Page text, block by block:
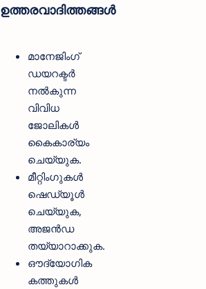
ഉത്തരവാദിത്തങ്ങൾ
മാനേജിംഗ്
ഡയറക്ടർ
നൽകുന്ന
വിവിധ
ജോലികൾ
കൈകാര്യം
ചെയ്യുക.
മീറ്റിംഗുകൾ
ഷെഡ്യൂൾ
ചെയ്യുക,
അജൻഡ
തയ്യാറാക്കുക.
ഔദ്യോഗിക
കത്തുകൾ